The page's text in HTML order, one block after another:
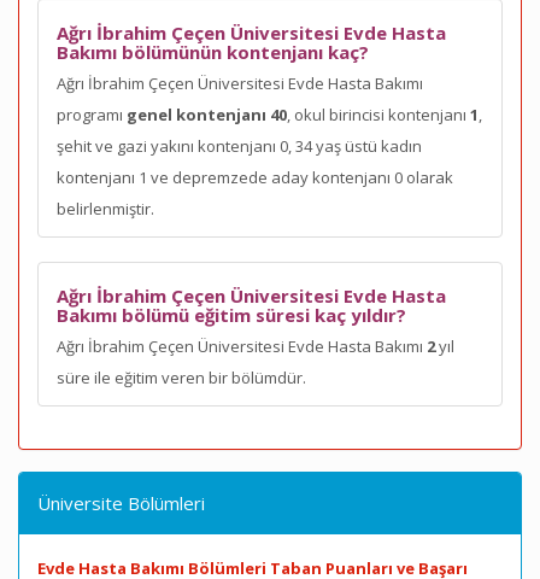
Ağrı İbrahim Çeçen Üniversitesi Evde Hasta
Bakımı bölümünün kontenjanı kaç?
Ağrı İbrahim Çeçen Üniversitesi Evde Hasta Bakımı
programı genel kontenjanı 40, okul birincisi kontenjanı 1,
şehit ve gazi yakını kontenjanı 0, 34 yaş üstü kadın
kontenjanı 1 ve depremzede aday kontenjanı 0 olarak
belirlenmiştir.
Ağrı İbrahim Çeçen Üniversitesi Evde Hasta
Bakımı bölümü eğitim süresi kaç yıldır?
Ağrı İbrahim Çeçen Üniversitesi Evde Hasta Bakımı 2yıl
süre ile eğitim veren bir bölümdür.
Üniversite Bölümleri
Evde Hasta Bakımı Bölümleri Taban Puanları ve Başarı